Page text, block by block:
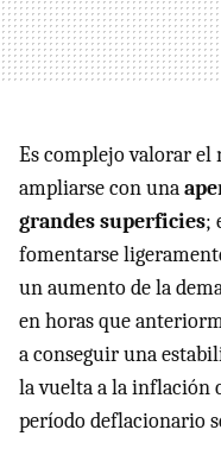
Es complejo valorar el
ampliarse con una
grandes superficies;
fomentarse
un aumento de la
en horas que
a conseguir una
la vuelta a la inflación
período deflacionario